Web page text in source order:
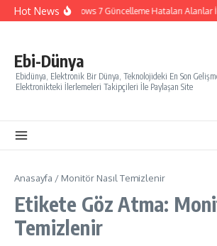
İçeriğe atla
Hot NewsWindows 7 Güncelleme Hataları Alanlar
Ebi-Dünya
Ebidünya, Elektronik Bir Dünya, Teknolojideki En Son
Elektronikteki İlerlemeleri Takipçileri İle Paylaşan Site
Anasayfa / Monitör Nasıl Temizlenir
Etikete Göz Atma:
Temizlenir